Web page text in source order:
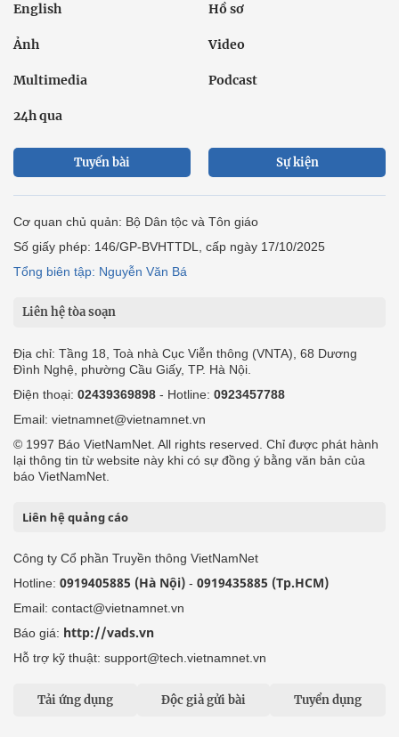
English Hồ sơ
Ảnh Video
Multimedia Podcast
24h qua
Tuyến bài Sự kiện
Cơ quan chủ quản: Bộ Dân tộc và Tôn giáo
Số giấy phép: 146/GP-BVHTTDL, cấp ngày 17/10/2025
Tổng biên tập: Nguyễn Văn Bá
Liên hệ tòa soạn
Địa chỉ: Tầng 18, Toà nhà Cục Viễn thông (VNTA), 68 Dương
Đình Nghệ, phường Cầu Giấy, TP. Hà Nội.
Điện thoại: 02439369898 - Hotline: 0923457788
Email: vietnamnet@vietnamnet.vn
© 1997 Báo VietNamNet. All rights reserved. Chỉ được phát hành
lại thông tin từ website này khi có sự đồng ý bằng văn bản của
báo VietNamNet.
Liên hệ quảng cáo
Công ty Cổ phần Truyền thông VietNamNet
Hotline: 0919405885 (Hà Nội) - 0919435885 (Tp.HCM)
Email: contact@vietnamnet.vn
Báo giá: http://vads.vn
Hỗ trợ kỹ thuật: support@tech.vietnamnet.vn
Tải ứng dụng Độc giả gửi bài Tuyển dụng